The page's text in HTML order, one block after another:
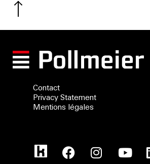
Contact
Privacy Statement
Mentions légales